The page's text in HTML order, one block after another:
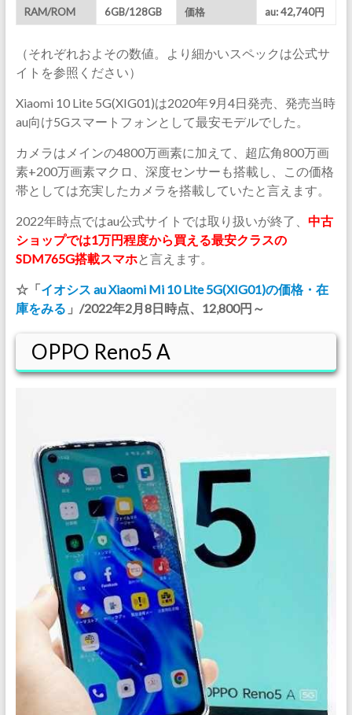
RAM/ROM 6GB/128GB 価格 au: 42,740円
（それぞれおよその数値。より細かいスペックは公式サ
イトを参照ください）
Xiaomi 10 Lite 5G(XIG01)は2020年9月4日発売、発売当時
au向け5Gスマートフォンとして最安モデルでした。
カメラはメインの4800万画素に加えて、超広角800万画
素+200万画素マクロ、深度センサーも搭載し、この価格
帯としては充実したカメラを搭載していたと言えます。
2022年時点ではau公式サイトでは取り扱いが終了、 中古
ショップでは1万円程度から買える最安クラスの
SDM765G搭載スマホと言えます。
☆「イオシス au Xiaomi Mi 10 Lite 5G(XIG01)の価格・在
庫をみる 」/2022年2月8日時点、12,800円～
OPPO Reno5 A